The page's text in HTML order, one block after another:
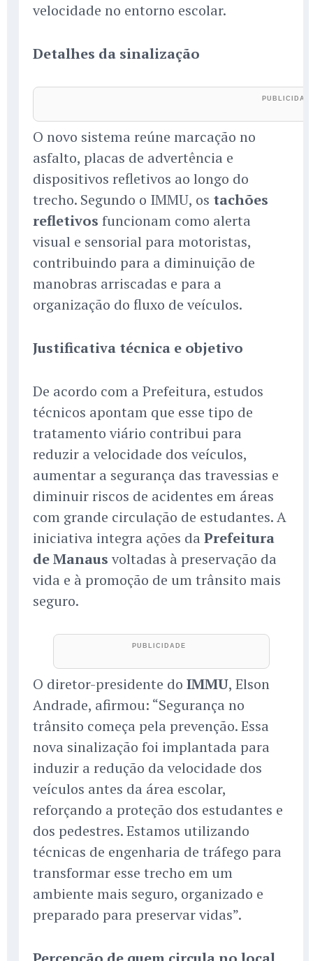
velocidade no entorno escolar.
Detalhes da sinalização
O novo sistema reúne marcação no
asfalto, placas de advertência e
dispositivos refletivos ao longo do
trecho. Segundo o IMMU, os tachões
refletivos funcionam como alerta
visual e sensorial para motoristas,
contribuindo para a diminuição de
manobras arriscadas e para a
organização do fluxo de veículos.
Justificativa técnica e objetivo
De acordo com a Prefeitura, estudos
técnicos apontam que esse tipo de
tratamento viário contribui para
reduzir a velocidade dos veículos,
aumentar a segurança das travessias e
diminuir riscos de acidentes em áreas
com grande circulação de estudantes. A
iniciativa integra ações da Prefeitura
de Manaus voltadas à preservação da
vida e à promoção de um trânsito mais
seguro.
O diretor-presidente do IMMU, Elson
Andrade, afirmou: “Segurança no
trânsito começa pela prevenção. Essa
nova sinalização foi implantada para
induzir a redução da velocidade dos
veículos antes da área escolar,
reforçando a proteção dos estudantes e
dos pedestres. Estamos utilizando
técnicas de engenharia de tráfego para
transformar esse trecho em um
ambiente mais seguro, organizado e
preparado para preservar vidas”.